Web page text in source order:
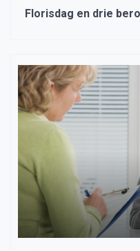
Florisdag en drie